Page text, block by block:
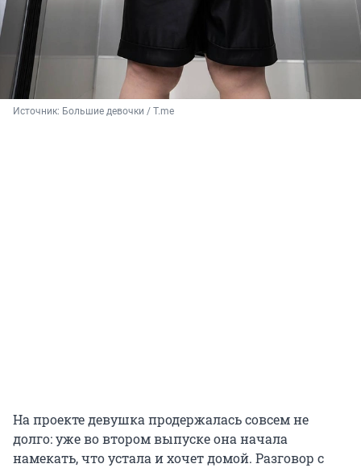
Источник: Большие девочки / T.me
На проекте девушка продержалась совсем не
долго: уже во втором выпуске она начала
намекать, что устала и хочет домой. Разговор с